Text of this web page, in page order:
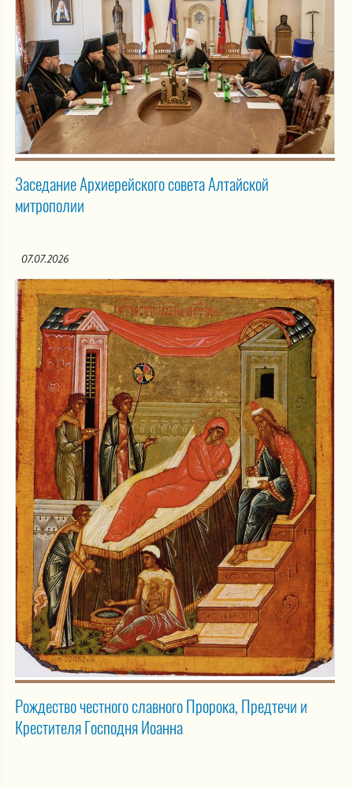
Заседание Архиерейского совета Алтайской
митрополии
07.07.2026
Рождество честного славного Пророка, Предтечи и
Крестителя Господня Иоанна